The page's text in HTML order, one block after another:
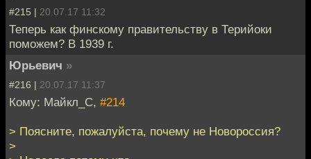
#215 | 20.07.17 11:32
Теперь как финскому правительству в Терийоки
поможем? В 1939 г.
Юрьевич »
#216 | 20.07.17 11:37
Кому: Майкл_С, #214
> Поясните, пожалуйста, почему не Новороссия?
>